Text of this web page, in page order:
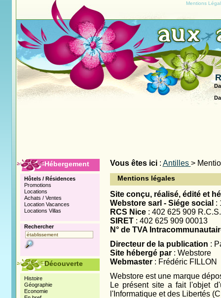
Mentions
Vous êtes ici: Antilles >
Mentions légales
Site conçu, réalisé, édité et
Webstore sarl - Siége social :
RCS Nice: 402 625 909
SIRET: 402 625 909 00013
N° de TVA
Directeur de la publication :
Site hébergé par: Webstore
Webmaster: Frédéric FILLON
Webstore est une marque
Le présent site a fait l'objet
l'Informatique et des Libertés
Hébergement
Hôtels / Résidences
Promotions
Locations
Achats / Ventes
Location Vacances
Locations Villas
Rechercher
Découverte
Histoire
Géographie
Economie